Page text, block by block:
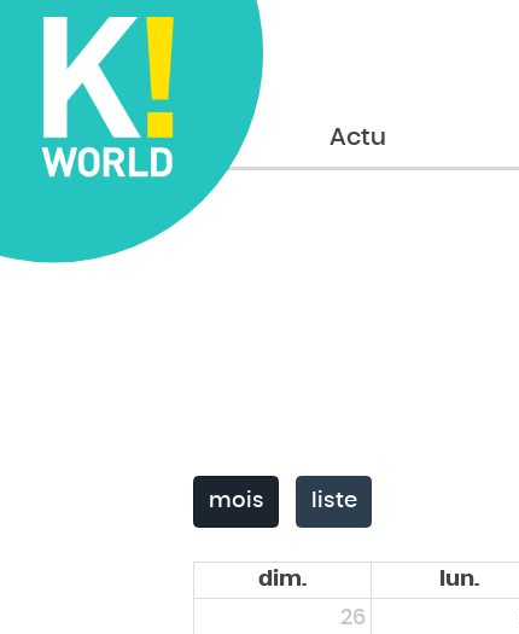
Accueil Actu
mois liste
dim. lun.
26